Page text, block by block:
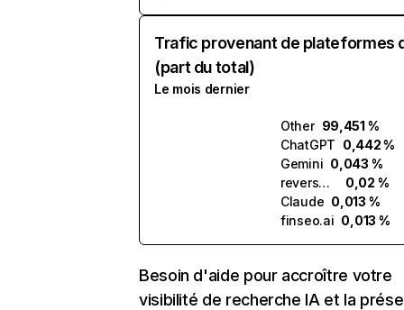
Trafic provenant de plateformes
(part du total)
Le mois dernier
Other 99,451 %
ChatGPT 0,442 %
Gemini 0,043 %
reversely.ai
0,02 %
Claude 0,013 %
finseo.ai 0,013 %
Besoin d'aide pour accroître votre
visibilité de recherche IA et la